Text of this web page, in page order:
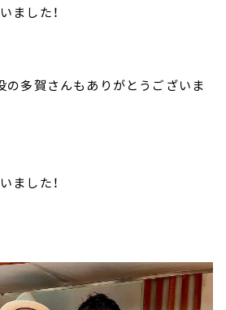
ました！
の多賀さんもありがとうございま
ました！